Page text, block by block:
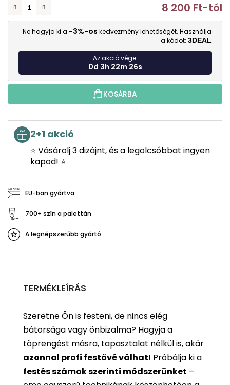
8 200 Ft-tól
Ne hagyja ki a -3%-os kedvezmény lehetőségét. Használja
a kódot: 3DEAL
Az akció vége:
0d 3h 22m 25s
KOSÁRBA
2+1 akció
⭐ Vásárolj 3 dizájnt, és a legolcsóbbat ingyen
kapod! ⭐
EU-ban gyártva
700+ szín a palettán
A legnépszerűbb gyártó
TERMÉKLEÍRÁS
Szeretne Ön is festeni, de nincs elég
bátorsága vagy önbizalma? Hagyja a
töprengést másra, tapasztalat nélkül is, akár
azonnal profi festővé válhat! Próbálja ki a
festés számok szerinti módszerünket –